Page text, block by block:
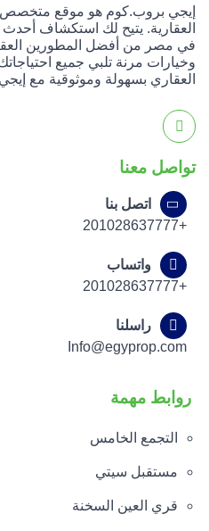
إيجي بروب.كوم هو موقع
العقارية. يتيح لك استكشاف
في مصر من أفضل المطورين
وخيارات مرنة تلبي جميع
العقاري بسهولة وموثوقية مع
تواصل معنا
اتصل بنا
+201028637777
واتساب
+201028637777
راسلنا
Info@egyprop.com
روابط مهمة
التجمع الخامس
مستقبل سيتي
قري العين السخنة